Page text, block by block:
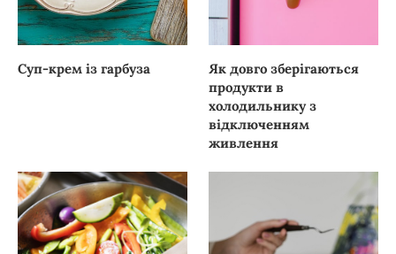
Суп-крем із гарбуза
Як довго зберігаються
продукти в
холодильнику з
відключенням
живлення